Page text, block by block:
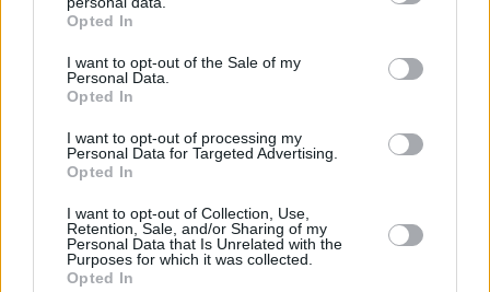
grant or deny consent to Google and its third-party tags to
use your data for below specified purposes in below Google
consent section.
Opted In
I want to opt-out of the Sale of my
Personal Data.
Opted In
I want to opt-out of processing my
Personal Data for Targeted Advertising.
Opted In
I want to opt-out of Collection, Use,
Retention, Sale, and/or Sharing of my
Personal Data that Is Unrelated with the
Purposes for which it was collected.
Opted In